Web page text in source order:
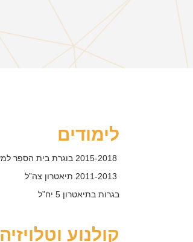
לימודים
בגרות בתיאטרון 5 יח”ל
קולנוע וטלויזיה